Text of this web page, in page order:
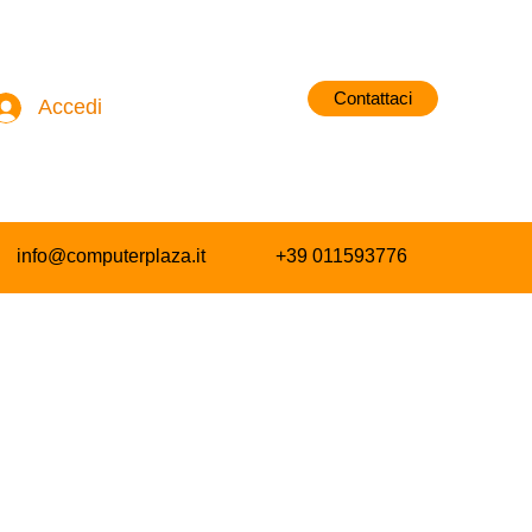
Accedi Contattaci
info@computerplaza.it +39 011593776